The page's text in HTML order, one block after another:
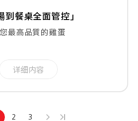
到餐桌全面管控」
最高品質的雞蛋
详细内容
2 3